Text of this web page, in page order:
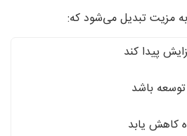
مزیت تبدیل می‌شود که:
پیدا کند
توسعه باشد
کاهش یابد